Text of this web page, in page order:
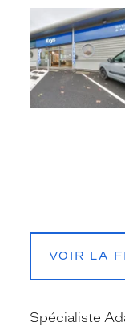
la
fiche
VOIR LA
Spécialiste